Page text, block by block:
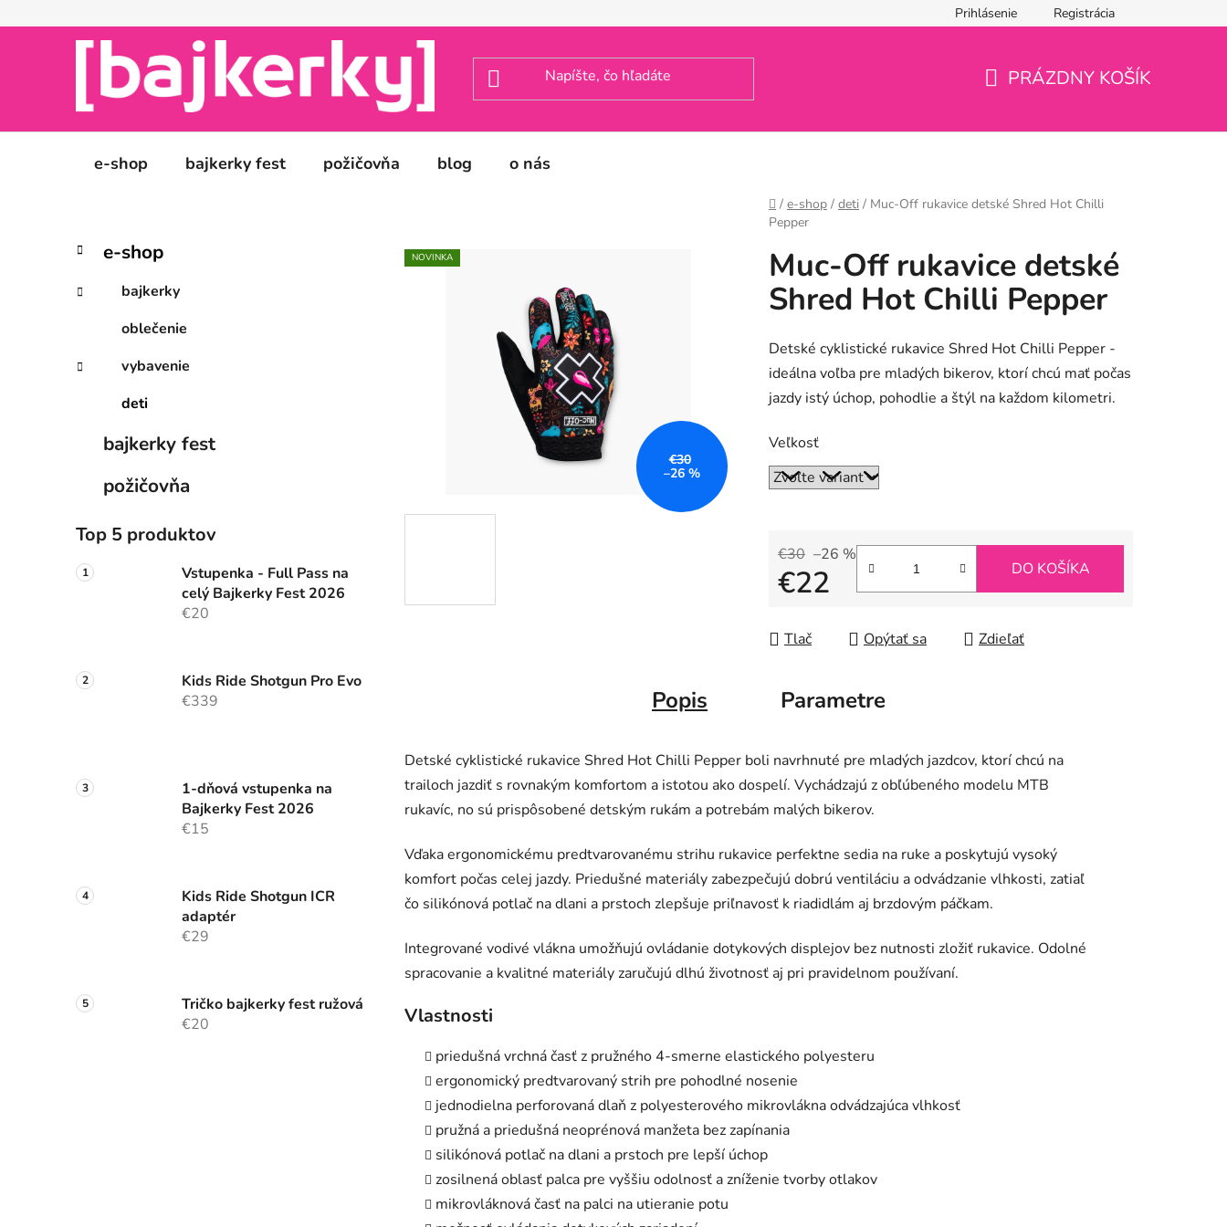
na
Prihlásenie Registrácia
PRÁZDNY KOŠÍK
e-shop bajkerky fest požičovňa blog o nás
Domov
/ e-shop / deti / Muc-Off rukavice detské Shred Hot Chilli
Pepper
B
č
p
Preskočiť
kategórie
K
a
e
r
e-shop
bajkerky
oblečenie
vybavenie
deti
bajkerky fest
požičovňa
Top 5 produktov
Vstupenka - Full Pass na
celý Bajkerky Fest 2026
€20
Kids Ride Shotgun Pro Evo
€339
1-dňová vstupenka na
Bajkerky Fest 2026
€15
Kids Ride Shotgun ICR
adaptér
€29
Tričko bajkerky fest ružová
€20
Muc-Off rukavice detské
Shred Hot Chilli Pepper
Detské cyklistické rukavice Shred Hot Chilli Pepper -
ideálna voľba pre mladých bikerov, ktorí chcú mať počas
jazdy istý úchop, pohodlie a štýl na každom kilometri.
Veľkosť
€30 –26 %
€22 DO KOŠÍKA
Tlač Opýtať sa Zdieľať
NOVINKA
€30
–26 %
Popis Parametre
Detské cyklistické rukavice Shred Hot Chilli Pepper boli navrhnuté pre mladých jazdcov, ktorí chcú na
trailoch jazdiť s rovnakým komfortom a istotou ako dospelí. Vychádzajú z obľúbeného modelu MTB
rukavíc, no sú prispôsobené detským rukám a potrebám malých bikerov.
Vďaka ergonomickému predtvarovanému strihu rukavice perfektne sedia na ruke a poskytujú vysoký
komfort počas celej jazdy. Priedušné materiály zabezpečujú dobrú ventiláciu a odvádzanie vlhkosti, zatiaľ
čo silikónová potlač na dlani a prstoch zlepšuje priľnavosť k riadidlám aj brzdovým páčkam.
Integrované vodivé vlákna umožňujú ovládanie dotykových displejov bez nutnosti zložiť rukavice. Odolné
spracovanie a kvalitné materiály zaručujú dlhú životnosť aj pri pravidelnom používaní.
Vlastnosti
priedušná vrchná časť z pružného 4-smerne elastického polyesteru
ergonomický predtvarovaný strih pre pohodlné nosenie
jednodielna perforovaná dlaň z polyesterového mikrovlákna odvádzajúca vlhkosť
pružná a priedušná neoprénová manžeta bez zapínania
silikónová potlač na dlani a prstoch pre lepší úchop
zosilnená oblasť palca pre vyššiu odolnosť a zníženie tvorby otlakov
mikrovláknová časť na palci na utieranie potu